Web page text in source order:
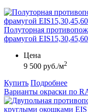
Полуторная
фрамугой EIS15,30,45,60
Цена
9 500 руб./м2
Купить Подробнее
Варианты окраски по